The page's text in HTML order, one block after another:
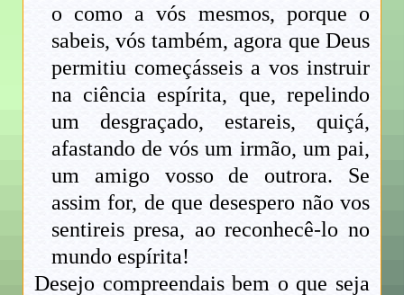
o como a vós mesmos, porque o
sabeis, vós também, agora que Deus
permitiu começásseis a vos instruir
na ciência espírita, que, repelindo
um desgraçado, estareis, quiçá,
afastando de vós um irmão, um pai,
um amigo vosso de outrora. Se
assim for, de que desespero não vos
sentireis presa, ao reconhecê-lo no
mundo espírita!
Desejo compreendais bem o que seja